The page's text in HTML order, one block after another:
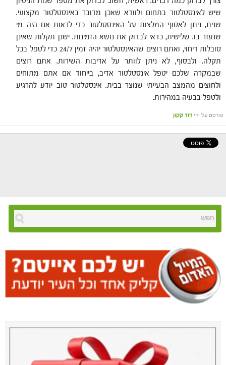
שיש לאינסטלטור בתחום ולוודא שאכן מדובר באינסטלטור מקצועי.
שנית, ניתן לאסוף המלצות על האינסטלטור כדי לראות אם היה מי
שנעזר בו. שלישית, כדאי לבדוק את נושא הזמינות. ישנן תקלות שאינן
סובלות דיחוי, ואתם רוצים שהאינסטלטור יהיה זמין 24/7 כדי לטפל בכל
תקלה. ולבסוף, לא ניתן לוותר על אדיבות השירות. אתם רוצים
שבמקרה שלכם יטפל אינסטלטור אדיב, בייחוד אם אתם מתוחים
ולחוצים מהמצב הבעייתי שנוצר בבית. אינסטלטור טוב יודע להרגיע
ולטפל בבעיה במהירות.
פורסם על ידי דוד קקון